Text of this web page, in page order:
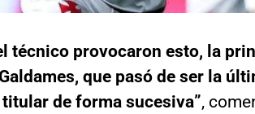
técnico provocaron esto, la
que pasó de ser la
de forma sucesiva”,